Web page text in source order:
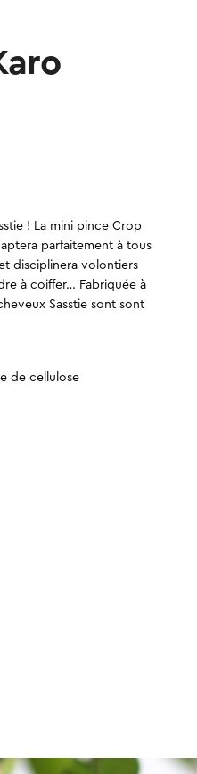
! La mini pince Crop
parfaitement à tous
disciplinera volontiers
à coiffer… Fabriquée à
Sasstie sont sont
de cellulose